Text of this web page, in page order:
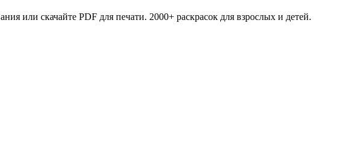
или скачайте PDF для печати. 2000+ раскрасок для взрослых и детей.